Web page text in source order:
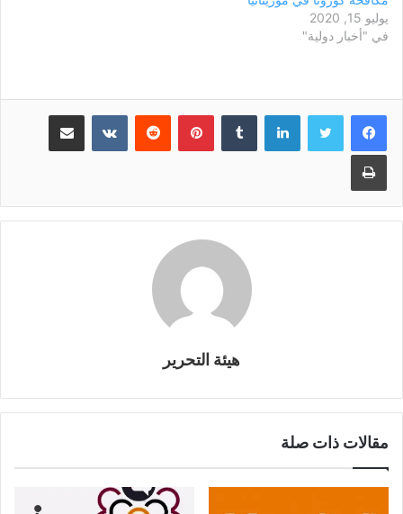
يوليو 15, 2020
في "أخبار دولية"
لينكدإن بينتيريست مشاركة عبر البريد
طباعة
هيئة التحرير
مقالات ذات صلة